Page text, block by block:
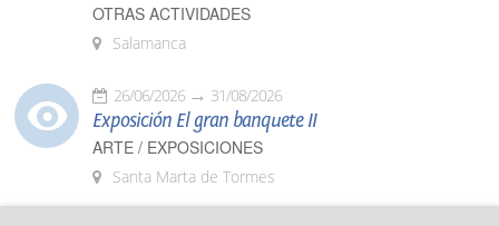
OTRAS ACTIVIDADES
Salamanca
26/06/2026 31/08/2026
Exposición El gran banquete II
ARTE / EXPOSICIONES
Santa Marta de Tormes